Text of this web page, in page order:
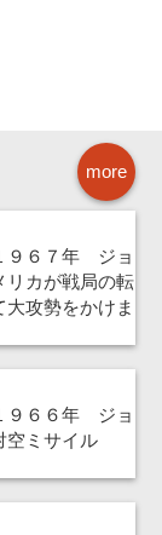
more
６７年 ジョ
カが戦局の転
攻勢をかけま
６６年 ジョ
ミサイル